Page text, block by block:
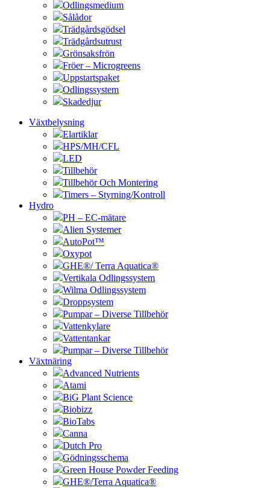
Odlingsmedium
Sålådor
Trädgårdsgödsel
Trädgårdsutrust
Grönsaksfrön
Fröer – Microgreens
Uppstartspaket
Odlingssystem
Skadedjur
Växtbelysning
Elartiklar
HPS/MH/CFL
LED
Tillbehör
Tillbehör Och Montering
Timers – Styrning/Kontroll
Hydro
PH – EC-mätare
Alien Systemer
AutoPot™
Oxypot
GHE®/ Terra Aquatica®
Vertikala Odlingssystem
Wilma Odlingssystem
Droppsystem
Pumpar – Diverse Tillbehör
Vattenkylare
Vattentankar
Pumpar – Diverse Tillbehör
Växtnäring
Advanced Nutrients
Atami
BiG Plant Science
Biobizz
BioTabs
Canna
Dutch Pro
Gödningsschema
Green House Powder Feeding
GHE®/Terra Aquatica®